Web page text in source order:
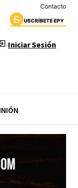
Contacto
USCRÍBETE EPY
Iniciar Sesión